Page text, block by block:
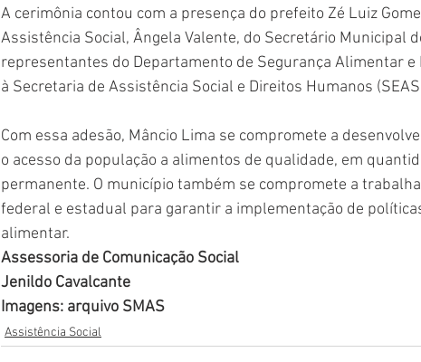
A cerimônia contou com a presença do prefeito Zé Luiz
Assistência Social, Ângela Valente, do Secretário Municipal
representantes do Departamento de Segurança Alimentar e
à Secretaria de Assistência Social e Direitos Humanos
Com essa adesão, Mâncio Lima se compromete a
o acesso da população a alimentos de qualidade, em
permanente. O município também se compromete a
federal e estadual para garantir a implementação de
alimentar.
Assessoria de Comunicação Social
Jenildo Cavalcante
Imagens: arquivo SMAS
Assistência Social